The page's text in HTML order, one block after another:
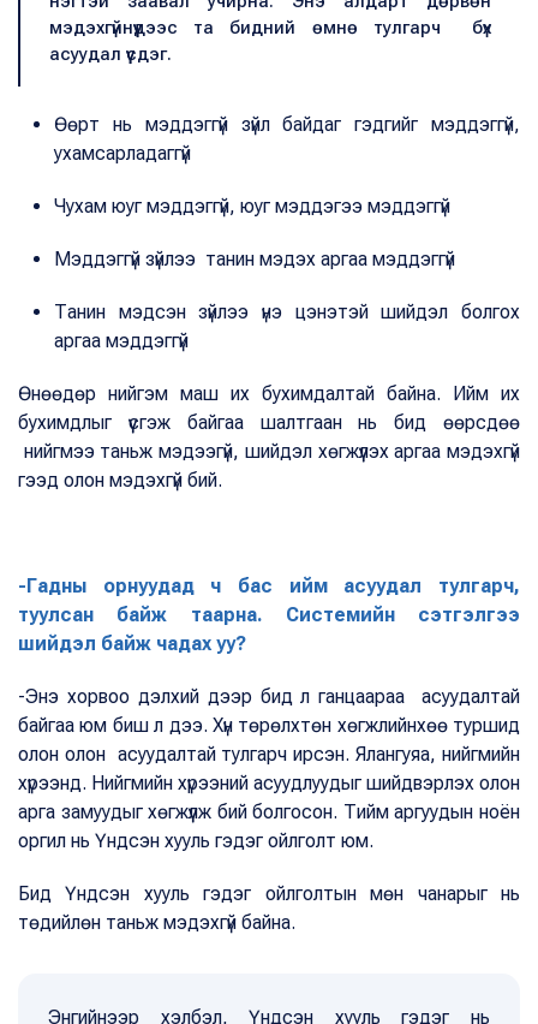
мэдэхгүйнүүдээс та бидний өмнө тулгарч бүх
асуудал үүсдэг.
Өөрт нь мэддэггүй зүйл байдаг гэдгийг мэддэггүй,
ухамсарладаггүй
Чухам юуг мэддэггүй, юуг мэддэгээ мэддэггүй
Мэддэггүй зүйлээ танин мэдэх аргаа мэддэггүй
Танин мэдсэн зүйлээ үнэ цэнэтэй шийдэл болгох
аргаа мэддэггүй
Өнөөдөр нийгэм маш их бухимдалтай байна. Ийм их
бухимдлыг үүсгэж байгаа шалтгаан нь бид өөрсдөө
нийгмээ таньж мэдээгүй, шийдэл хөгжүүлэх аргаа мэдэхгүй
гээд олон мэдэхгүй бий.
-Гадны орнуудад ч бас ийм асуудал тулгарч,
туулсан байж таарна. Системийн сэтгэлгээ
шийдэл байж чадах уу?
-Энэ хорвоо дэлхий дээр бид л ганцаараа асуудалтай
байгаа юм биш л дээ. Хүн төрөлхтөн хөгжлийнхөө туршид
олон олон асуудалтай тулгарч ирсэн. Ялангуяа, нийгмийн
хүрээнд. Нийгмийн хүрээний асуудлуудыг шийдвэрлэх олон
арга замуудыг хөгжүүлж бий болгосон. Тийм аргуудын ноён
оргил нь Үндсэн хууль гэдэг ойлголт юм.
Бид Үндсэн хууль гэдэг ойлголтын мөн чанарыг нь
төдийлөн таньж мэдэхгүй байна.
Энгийнээр хэлбэл, Үндсэн хууль гэдэг нь